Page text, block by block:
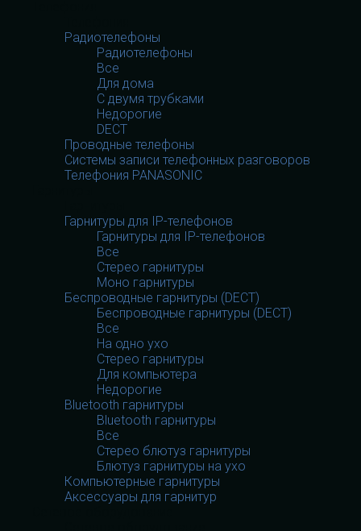
Радиотелефоны
Радиотелефоны
Все
Для дома
С двумя трубками
Недорогие
DECT
Проводные телефоны
Системы записи телефонных разговоров
Телефония PANASONIC
Гарнитуры для IP-телефонов
Гарнитуры для IP-телефонов
Все
Стерео гарнитуры
Моно гарнитуры
Беспроводные гарнитуры (DECT)
Беспроводные гарнитуры (DECT)
Все
На одно ухо
Стерео гарнитуры
Для компьютера
Недорогие
Bluetooth гарнитуры
Bluetooth гарнитуры
Все
Стерео блютуз гарнитуры
Блютуз гарнитуры на ухо
Компьютерные гарнитуры
Аксессуары для гарнитур